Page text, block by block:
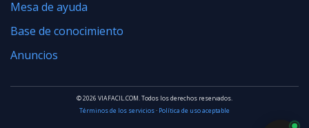
Mesa de ayuda
Base de conocimiento
Anuncios
© 2026 VIAFACIL.COM. Todos los derechos reservados.
Términos de los servicios· Política de uso aceptable